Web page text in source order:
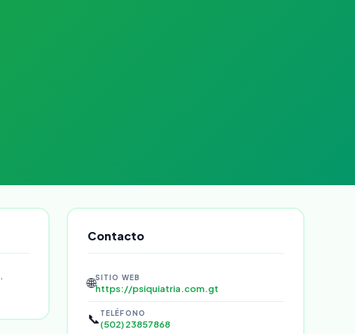
Contacto
🌐SITIO WEB
https://psiquiatria.com.gt
📞 TELÉFONO
(502) 23857868